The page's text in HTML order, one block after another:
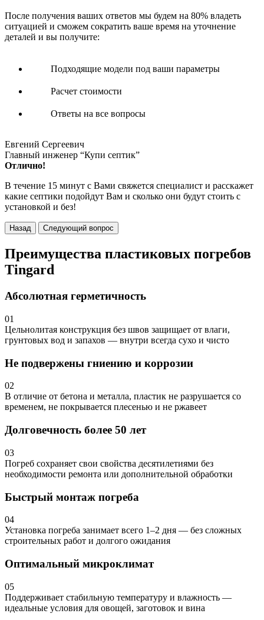
После получения ваших ответов мы будем на 80% владеть
ситуацией и сможем сократить ваше время на уточнение
деталей и вы получите:
Подходящие модели под ваши параметры
Расчет стоимости
Ответы на все вопросы
Евгений Сергеевич
Главный инженер “Купи септик”
Отлично!
В течение 15 минут с Вами свяжется специалист и расскажет
какие септики подойдут Вам и сколько они будут стоить с
установкой и без!
Назад Следующий вопрос
Преимущества пластиковых погребов
Tingard
Абсолютная герметичность
01
Цельнолитая конструкция без швов защищает от влаги,
грунтовых вод и запахов — внутри всегда сухо и чисто
Не подвержены гниению и коррозии
02
В отличие от бетона и металла, пластик не разрушается со
временем, не покрывается плесенью и не ржавеет
Долговечность более 50 лет
03
Погреб сохраняет свои свойства десятилетиями без
необходимости ремонта или дополнительной обработки
Быстрый монтаж погреба
04
Установка погреба занимает всего 1–2 дня — без сложных
строительных работ и долгого ожидания
Оптимальный микроклимат
05
Поддерживает стабильную температуру и влажность —
идеальные условия для овощей, заготовок и вина